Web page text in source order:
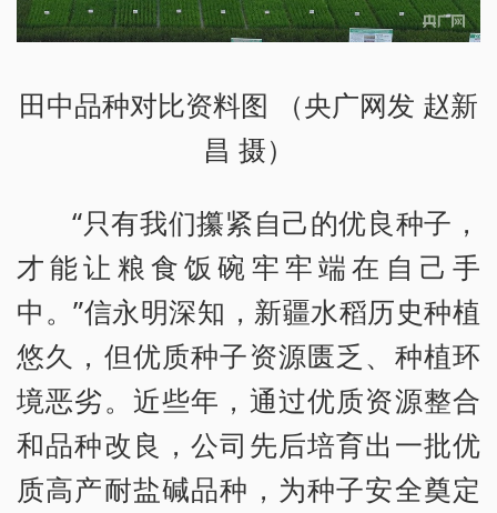
田中品种对比资料图 （央广网发 赵新
昌 摄）
“只有我们攥紧自己的优良种子，
才能让粮食饭碗牢牢端在自己手
中。”信永明深知，新疆水稻历史种植
悠久，但优质种子资源匮乏、种植环
境恶劣。近些年，通过优质资源整合
和品种改良，公司先后培育出一批优
质高产耐盐碱品种，为种子安全奠定